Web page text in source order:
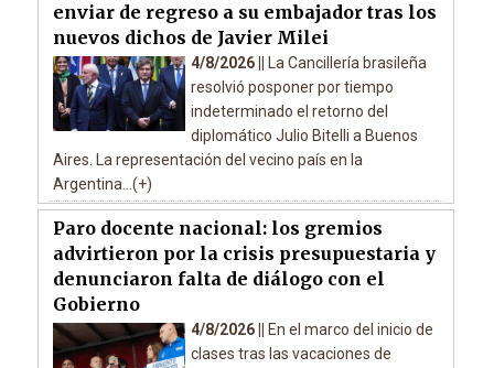
enviar de regreso a su embajador tras los
nuevos dichos de Javier Milei
4/8/2026 ||
La Cancillería brasileña
resolvió posponer por tiempo
indeterminado el retorno del
diplomático Julio Bitelli a Buenos
Aires. La representación del vecino país en la
Argentina...(+)
Paro docente nacional: los gremios
advirtieron por la crisis presupuestaria y
denunciaron falta de diálogo con el
Gobierno
4/8/2026 ||
En el marco del inicio de
clases tras las vacaciones de